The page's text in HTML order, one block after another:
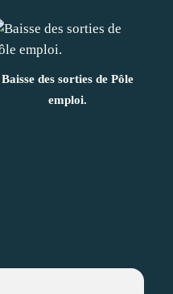
Baisse des sorties de Pôle
emploi.